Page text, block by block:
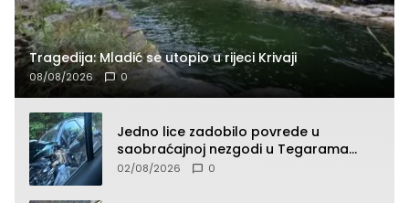
Tragedija: Mladić se utopio u rijeci Krivaji
08/08/2026 0
Jedno lice zadobilo povrede u
saobraćajnoj nezgodi u Tegarama
(FOTO)
02/08/2026 0